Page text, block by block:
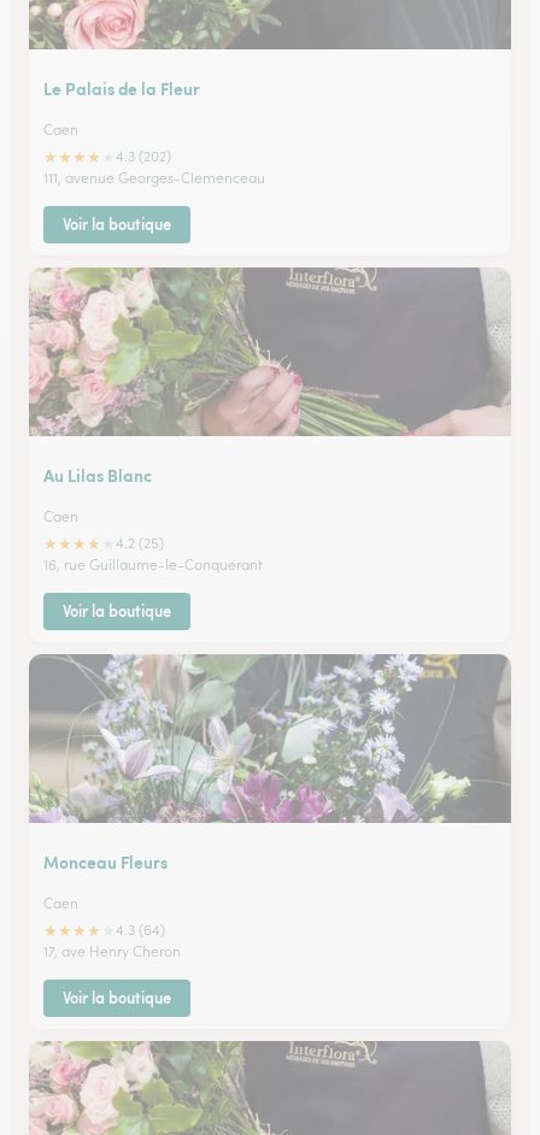
Le Palais de la Fleur
Caen
★★★★
4.3 (202)
111, avenue Georges-Clemenceau
Voir la boutique
Au Lilas Blanc
Caen
★★★★
4.2 (25)
16, rue Guillaume-le-Conquerant
Voir la boutique
Monceau Fleurs
Caen
★★★★
4.3 (64)
17, ave Henry Cheron
Voir la boutique